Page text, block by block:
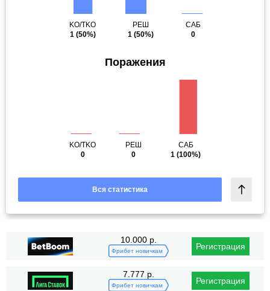
KO/TKO
1(50%)
РЕШ
1 (50%)
САБ
0
Поражения
KO/TKO
0
РЕШ
0
САБ
1 (100%)
Вся статистика
10.000 р.
Фрибет новичкам Регистрация
7.777 р.
Фрибет новичкам Регистрация